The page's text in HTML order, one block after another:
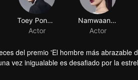
Toey Pongsakorn
Actor
Namwaan Kannaporn Puangthong
Actor
del premio 'El hombre más abrazable
vez inigualable es desafiado por la
Akin con su actuación algún día;